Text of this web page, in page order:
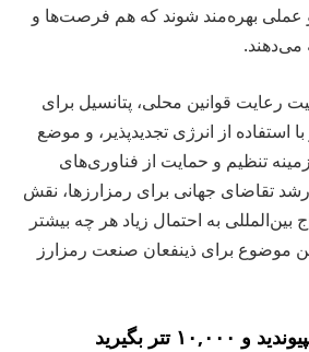
عملی بهره‌مند شوند که هم فرصت‌ها و
می‌دهند.
رعایت قوانین محلی، پتانسیل برای
استفاده از انرژی تجدیدپذیر، و موضع
تنظیم و حمایت از فناوری‌های
رشد تقاضای جهانی برای رمزارزها، نقش
به احتمال زیاد هر چه بیشتر
موضوع برای ذینفعان صنعت رمزارز